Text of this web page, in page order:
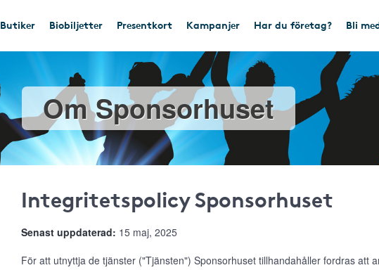
Butiker Biobiljetter Presentkort Kampanjer Har du företag? Bli
Om Sponsorhuset
Integritetspolicy Sponsorhuset
Senast uppdaterad: 15 maj, 2025
För att utnyttja de tjänster ("Tjänsten") Sponsorhuset tillhandahåller fordras att